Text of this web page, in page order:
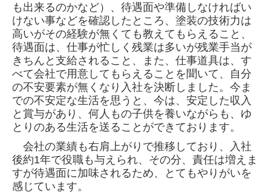
も出来るのかなど）、待遇面や準備しなければい
けない事などを確認したところ、塗装の技術力は
高いがその経験が無くても教えてもらえること、
待遇面は、仕事が忙しく残業は多いが残業手当が
きちんと支給されること、また、仕事道具は、す
べて会社で用意してもらえることを聞いて、自分
の不安要素が無くなり入社を決断しました。今ま
での不安定な生活を思うと、今は、安定した収入
と賞与があり、何人もの子供を養いながらも、ゆ
とりのある生活を送ることができております。
会社の業績も右肩上がりで推移しており、入社
後約1年で役職も与えられ、その分、責任は増えま
すが待遇面に加味されるため、とてもやりがいを
感じています。